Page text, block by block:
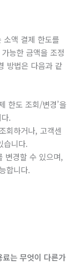
소액 결제 한도를
능한 금액을 조정
방법은 다음과 같
한도 조회/변경’을
.
회하거나, 고객센
습니다.
변경할 수 있으며,
합니다.
는 무엇이 다른가